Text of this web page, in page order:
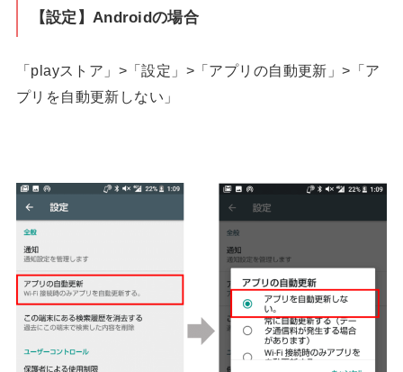
【設定】Androidの場合
「playストア」>「設定」>「アプリの自動更新」>「ア
プリを自動更新しない」